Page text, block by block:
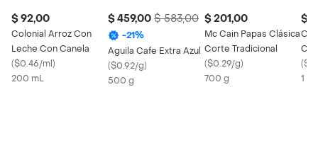
$ 92,00
Colonial Arroz Con
Leche Con Canela
($0.46/ml)
200 mL
$ 459,00 $ 583,00
-21%
Aguila Cafe Extra Azul
($0.92/g)
500 g
$ 201,00
Mc Cain Papas Clásica
Corte Tradicional
($0.29/g)
700 g
$
(
1 x